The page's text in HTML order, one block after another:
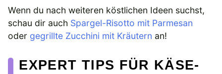
Wenn du nach weiteren köstlichen Ideen suchst,
schau dir auch Spargel-Risotto mit Parmesan
oder gegrillte Zucchini mit Kräutern an!
EXPERT TIPS FÜR KÄSE-